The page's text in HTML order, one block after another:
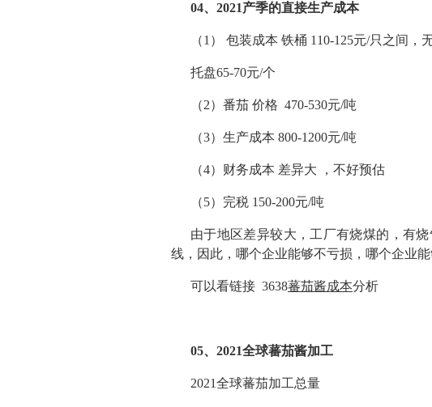
04、2021产季的直接生产成本
（1） 包装成本 铁桶 110-125元/只之间，
托盘65-70元/个
（2）番茄 价格 470-530元/吨
（3）生产成本 800-1200元/吨
（4）财务成本 差异大 ，不好预估
（5）完税 150-200元/吨
由于地区差异较大，工厂有烧煤的，有
线，因此，哪个企业能够不亏损，哪个企业
可以看链接 3638蕃茄酱成本分析
05、2021全球蕃茄酱加工
2021全球蕃茄加工总量